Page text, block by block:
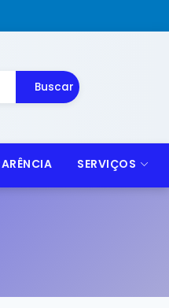
Buscar
SERVIÇOS